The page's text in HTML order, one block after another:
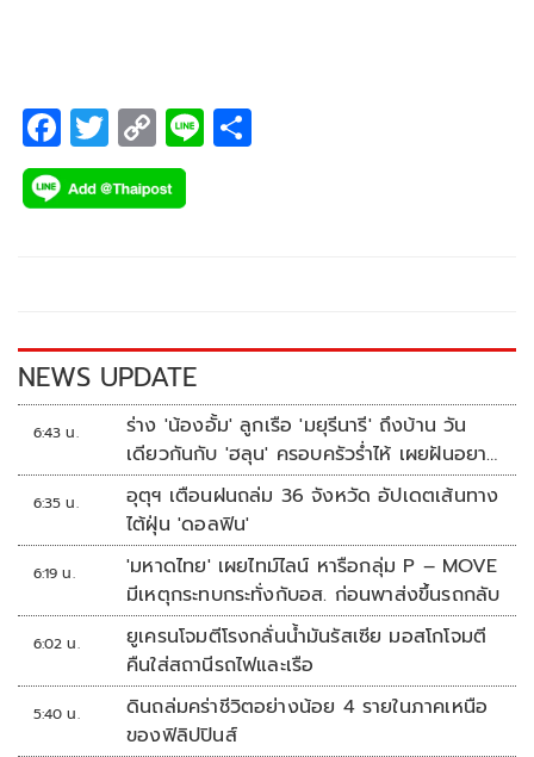
F
ac
e
k
T
wi
tt
C
o
p
k
Li
NEWS UPDATE
6:43 น.
ร่าง 'น้องอั้ม' ลูกเรือ 'มยุรีนารี' ถึงบ้าน วัน
เดียวกันกับ 'ฮลุน' ครอบครัวร่ำไห้ เผยฝันอยาก
เป็นทหารเรือ
6:35 น.
อุตุฯ เตือนฝนถล่ม 36 จังหวัด อัปเดตเส้นทาง
ไต้ฝุ่น 'ดอลฟิน'
6:19 น.
'มหาดไทย' เผยไทม์ไลน์ หารือกลุ่ม P – MOVE
มีเหตุกระทบกระทั่งกับอส. ก่อนพาส่งขึ้นรถกลับ
6:02 น.
ยูเครนโจมตีโรงกลั่นน้ำมันรัสเซีย มอสโกโจมตี
คืนใส่สถานีรถไฟและเรือ
5:40 น.
ดินถล่มคร่าชีวิตอย่างน้อย 4 รายในภาคเหนือ
ของฟิลิปปินส์